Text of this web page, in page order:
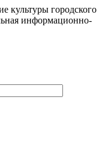
культуры городского
информационно-